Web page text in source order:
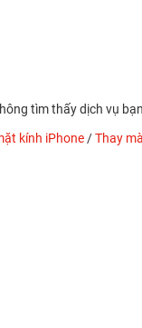
tìm thấy dịch vụ
kính iPhone /Thay